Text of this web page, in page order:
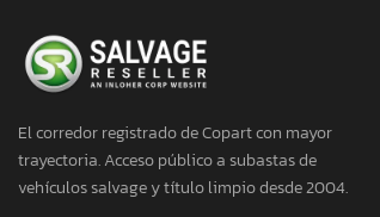
El corredor registrado de Copart con mayor
trayectoria. Acceso público a subastas de
vehículos salvage y título limpio desde 2004.